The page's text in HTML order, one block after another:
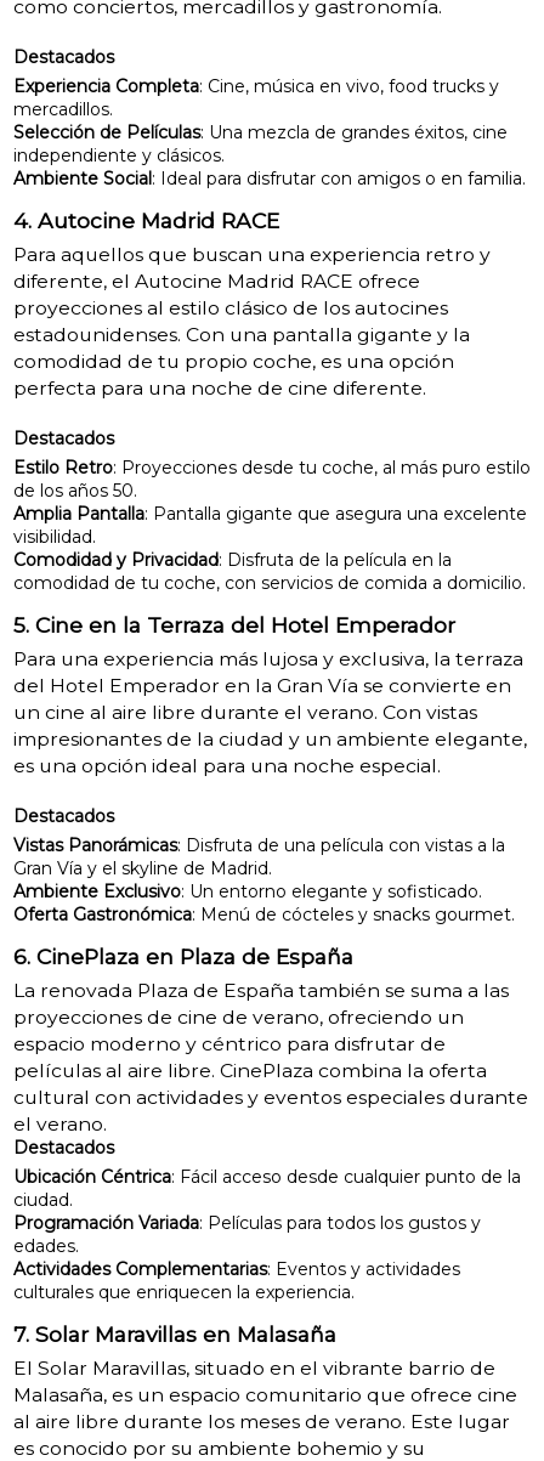
como conciertos, mercadillos y gastronomía.
Destacados
Experiencia Completa: Cine, música en vivo, food trucks y
mercadillos.
Selección de Películas: Una mezcla de grandes éxitos, cine
independiente y clásicos.
Ambiente Social: Ideal para disfrutar con amigos o en familia.
4. Autocine Madrid RACE
Para aquellos que buscan una experiencia retro y
diferente, el Autocine Madrid RACE ofrece
proyecciones al estilo clásico de los autocines
estadounidenses. Con una pantalla gigante y la
comodidad de tu propio coche, es una opción
perfecta para una noche de cine diferente.
Destacados
Estilo Retro: Proyecciones desde tu coche, al más puro estilo
de los años 50.
Amplia Pantalla: Pantalla gigante que asegura una excelente
visibilidad.
Comodidad y Privacidad: Disfruta de la película en la
comodidad de tu coche, con servicios de comida a domicilio.
5. Cine en la Terraza del Hotel Emperador
Para una experiencia más lujosa y exclusiva, la terraza
del Hotel Emperador en la Gran Vía se convierte en
un cine al aire libre durante el verano. Con vistas
impresionantes de la ciudad y un ambiente elegante,
es una opción ideal para una noche especial.
Destacados
Vistas Panorámicas: Disfruta de una película con vistas a la
Gran Vía y el skyline de Madrid.
Ambiente Exclusivo: Un entorno elegante y sofisticado.
Oferta Gastronómica: Menú de cócteles y snacks gourmet.
6. CinePlaza en Plaza de España
La renovada Plaza de España también se suma a las
proyecciones de cine de verano, ofreciendo un
espacio moderno y céntrico para disfrutar de
películas al aire libre. CinePlaza combina la oferta
cultural con actividades y eventos especiales durante
el verano.
Destacados
Ubicación Céntrica: Fácil acceso desde cualquier punto de la
ciudad.
Programación Variada: Películas para todos los gustos y
edades.
Actividades Complementarias: Eventos y actividades
culturales que enriquecen la experiencia.
7. Solar Maravillas en Malasaña
El Solar Maravillas, situado en el vibrante barrio de
Malasaña, es un espacio comunitario que ofrece cine
al aire libre durante los meses de verano. Este lugar
es conocido por su ambiente bohemio y su